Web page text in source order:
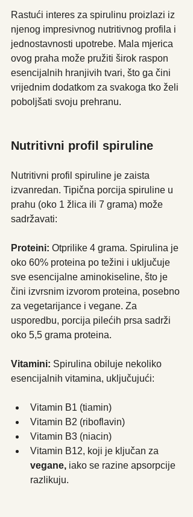
Rastući interes za spirulinu proizlazi iz
njenog impresivnog nutritivnog profila i
jednostavnosti upotrebe. Mala mjerica
ovog praha može pružiti širok raspon
esencijalnih hranjivih tvari, što ga čini
vrijednim dodatkom za svakoga tko želi
poboljšati svoju prehranu.
Nutritivni profil spiruline
Nutritivni profil spiruline je zaista
izvanredan. Tipična porcija spiruline u
prahu (oko 1 žlica ili 7 grama) može
sadržavati:
Proteini: Otprilike 4 grama. Spirulina je
oko 60% proteina po težini i uključuje
sve esencijalne aminokiseline, što je
čini izvrsnim izvorom proteina, posebno
za vegetarijance i vegane. Za
usporedbu, porcija pilećih prsa sadrži
oko 5,5 grama proteina.
Vitamini: Spirulina obiluje nekoliko
esencijalnih vitamina, uključujući:
Vitamin B1 (tiamin)
Vitamin B2 (riboflavin)
Vitamin B3 (niacin)
Vitamin B12, koji je ključan za
vegane, iako se razine apsorpcije
razlikuju.